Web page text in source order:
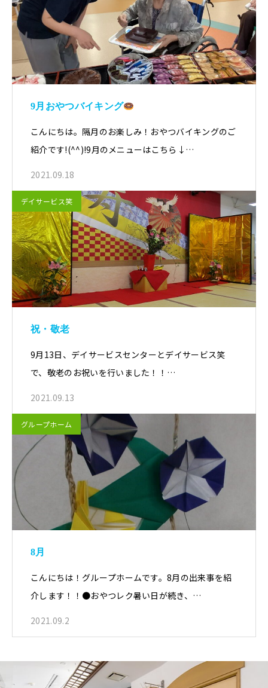
9月おやつバイキング
こんにちは。隔月のお楽しみ！おやつバイキングのご
紹介です!(^^)!9月のメニューはこちら↓…
2021.09.18
デイサービス笑
祝・敬老
9月13日、デイサービスセンターとデイサービス笑
で、敬老のお祝いを行いました！！…
2021.09.13
グループホーム
8月
こんにちは！グループホームです。8月の出来事を紹
介します！！●おやつレク暑い日が続き、…
2021.09.2